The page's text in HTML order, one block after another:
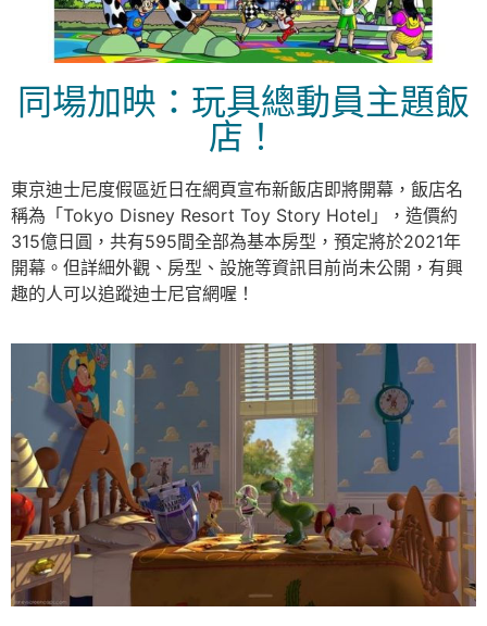
同場加映：玩具總動員主題飯
店！
東京迪士尼度假區近日在網頁宣布新飯店即將開幕，飯店名
稱為「Tokyo Disney Resort Toy Story Hotel」，造價約
315億日圓，共有595間全部為基本房型，預定將於2021年
開幕。但詳細外觀、房型、設施等資訊目前尚未公開，有興
趣的人可以追蹤迪士尼官網喔！